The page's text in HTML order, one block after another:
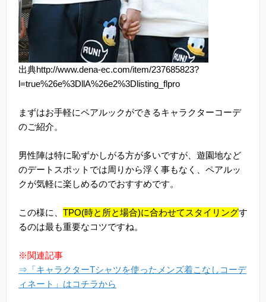
出典http://www.dena-ec.com/item/237685823?
l=true%26e%3DllA%26e2%3Dlisting_flpro
まずはお手軽にペアルックができるキャラクターコーデ
のご紹介。
男性陣は特に恥ずかしがる方が多いですが、遊園地など
のデートスポットでは周りから浮く事もなく、ペアルッ
クが気軽に楽しめるのでおすすめです。
この様に、 TPO(時と所と場合)に合わせてスタイリングす
るのは最も重要なコツですね。
※関連記事
⇒「キャラクターTシャツを使ったメンズ着こなしコーデ
ィネート」はコチラから